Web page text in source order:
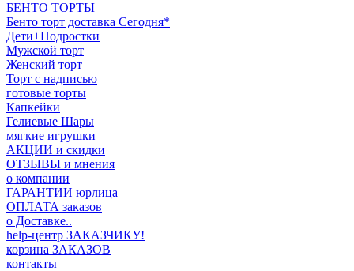
БЕНТО ТОРТЫ
Бенто торт доставка Сегодня*
Дети+Подростки
Мужской торт
Женский торт
Торт с надписью
готовые торты
Капкейки
Гелиевые Шары
мягкие игрушки
АКЦИИ и скидки
ОТЗЫВЫ и мнения
о компании
ГАРАНТИИ юрлица
ОПЛАТА заказов
о Доставке..
help-центр ЗАКАЗЧИКУ!
корзина ЗАКАЗОВ
контакты